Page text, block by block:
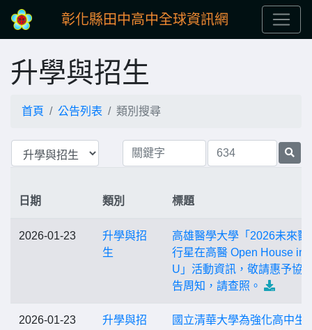
彰化縣田中高中全球資訊網
升學與招生
首頁 公告列表 類別搜尋
日期 類別 標題
2026-01-23
升學與招
生
高雄醫學大學「2026未來醫
行星在高醫 Open House in
U」活動資訊，敬請惠予協
告周知，請查照。
2026-01-23
升學與招
國立清華大學為強化高中生